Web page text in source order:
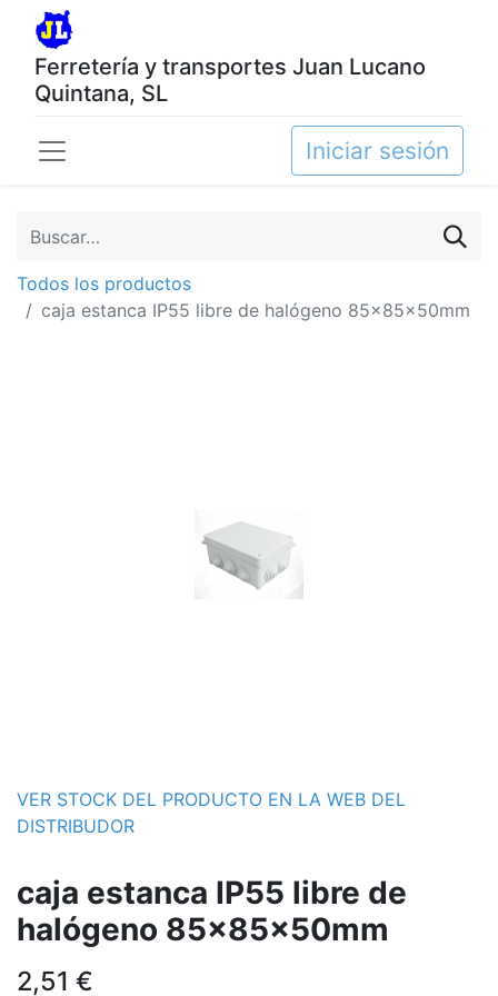
Ferretería y transportes Juan Lucano
Quintana, SL
Iniciar sesión
Todos los productos
caja estanca IP55 libre de halógeno 85x85x50mm
VER STOCK DEL PRODUCTO EN LA WEB DEL
DISTRIBUDOR
caja estanca IP55 libre de
halógeno 85x85x50mm
2,51 €